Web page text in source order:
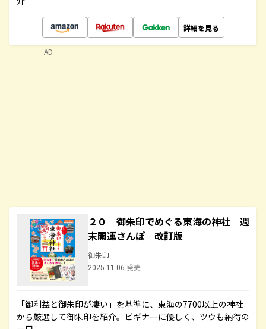
詳細を見る
２０ 御朱印でめぐる東海の神社 週
末開運さんぽ 改訂版
御朱印
2025.11.06 発売
「御利益と御朱印が凄い」を基準に、東海の7700以上の神社
から厳選して御朱印を紹介。ビギナーに優しく、ツウも納得の
AD